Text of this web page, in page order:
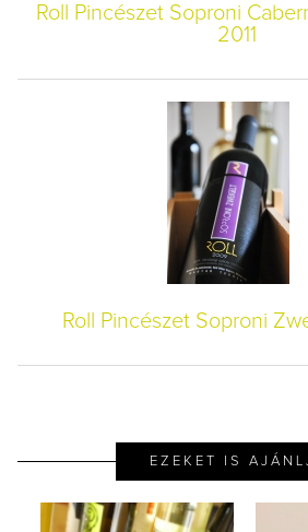
Roll Pincészet Soproni
2011
Roll Pincészet Soproni
EZEKET IS